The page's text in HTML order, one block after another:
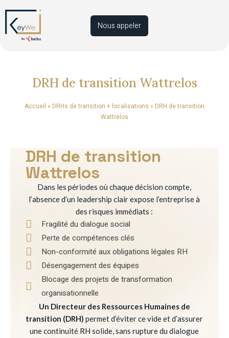
Nous appeler
DRH de transition Wattrelos
Accueil » DRHs de transition + localisations » DRH de transition
Wattrelos
DRH de transition
Wattrelos
Dans les périodes où chaque décision compte,
l’absence d’un leadership clair expose l’entreprise à
des risques immédiats :
Fragilité du dialogue social
Perte de compétences clés
Non-conformité aux obligations légales RH
Désengagement des équipes
Blocage des projets de transformation
organisationnelle
Un Directeur des Ressources Humaines de
transition (DRH) permet d’éviter ce vide et d’assurer
une continuité RH solide, sans rupture du dialogue